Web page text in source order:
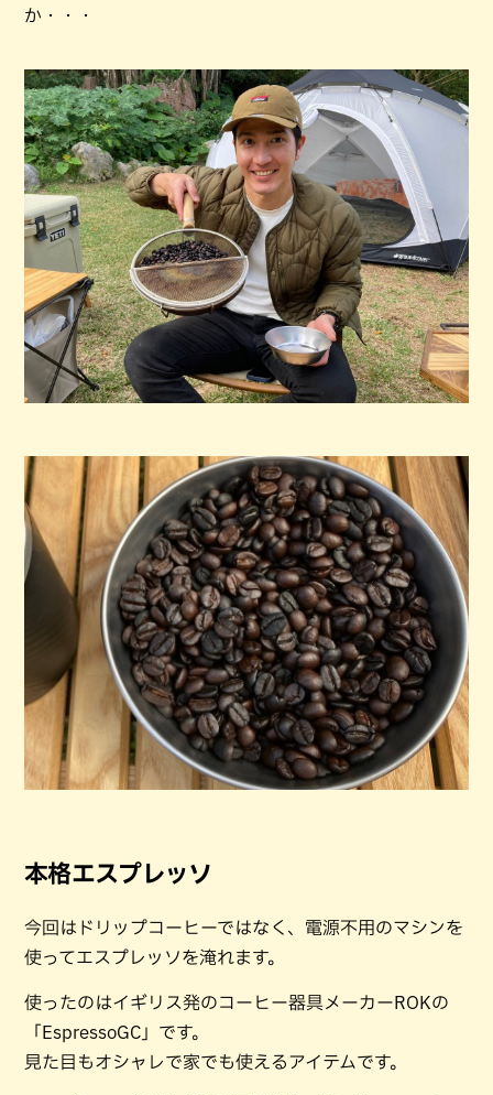
か・・・
本格エスプレッソ
今回はドリップコーヒーではなく、電源不用のマシンを
使ってエスプレッソを淹れます。
使ったのはイギリス発のコーヒー器具メーカーROKの
「EspressoGC」です。
見た目もオシャレで家でも使えるアイテムです。